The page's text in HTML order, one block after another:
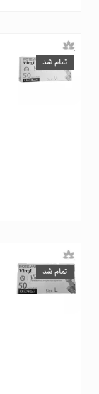
تمام شد
تمام شد